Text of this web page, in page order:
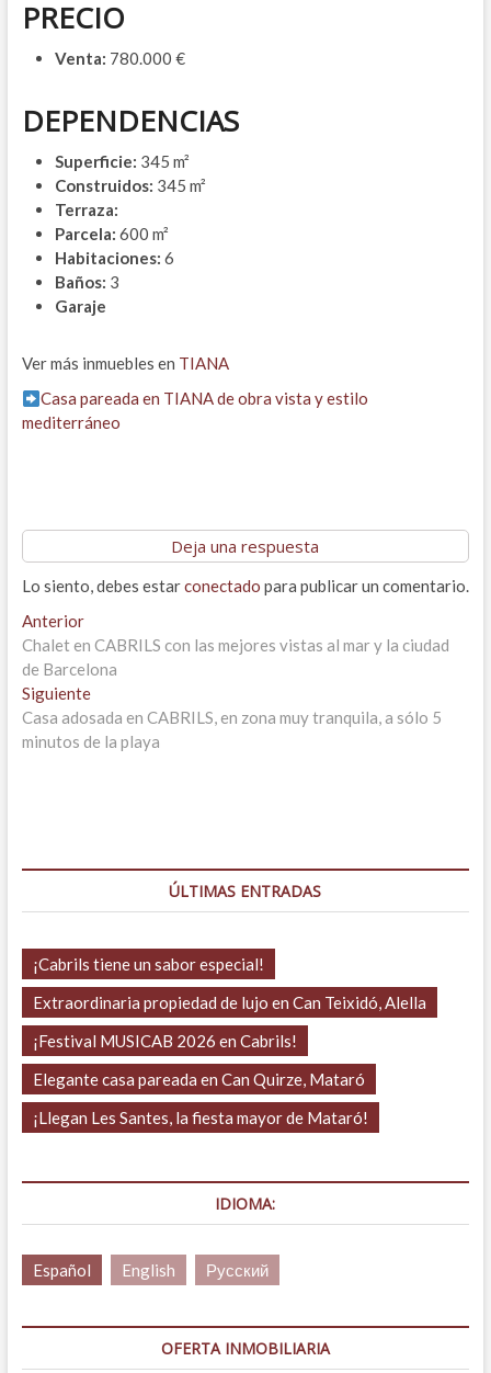
PRECIO
Venta: 780.000 €
DEPENDENCIAS
Superficie: 345 m²
Construidos: 345 m²
Terraza:
Parcela: 600 m²
Habitaciones: 6
Baños: 3
Garaje
Ver más inmuebles en TIANA
Casa pareada en TIANA de obra vista y estilo
mediterráneo
Deja una respuesta
Lo siento, debes estarconectado para publicar un comentario.
Navegación
de
entradas
AnteriorEntrada
anterior:
Chalet en CABRILS con las mejores vistas al mar y la ciudad
de Barcelona
SiguienteEntrada
siguiente:
Casa adosada en CABRILS, en zona muy tranquila, a sólo 5
minutos de la playa
ÚLTIMAS ENTRADAS
¡Cabrils tiene un sabor especial!
Extraordinaria propiedad de lujo en Can Teixidó, Alella
¡Festival MUSICAB 2026 en Cabrils!
Elegante casa pareada en Can Quirze, Mataró
¡Llegan Les Santes, la fiesta mayor de Mataró!
IDIOMA:
Español English Русский
OFERTA INMOBILIARIA